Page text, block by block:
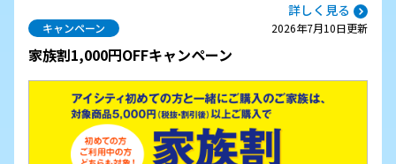
詳しく見る
キャンペーン 2026年7月10日更新
家族割1,000円OFFキャンペーン